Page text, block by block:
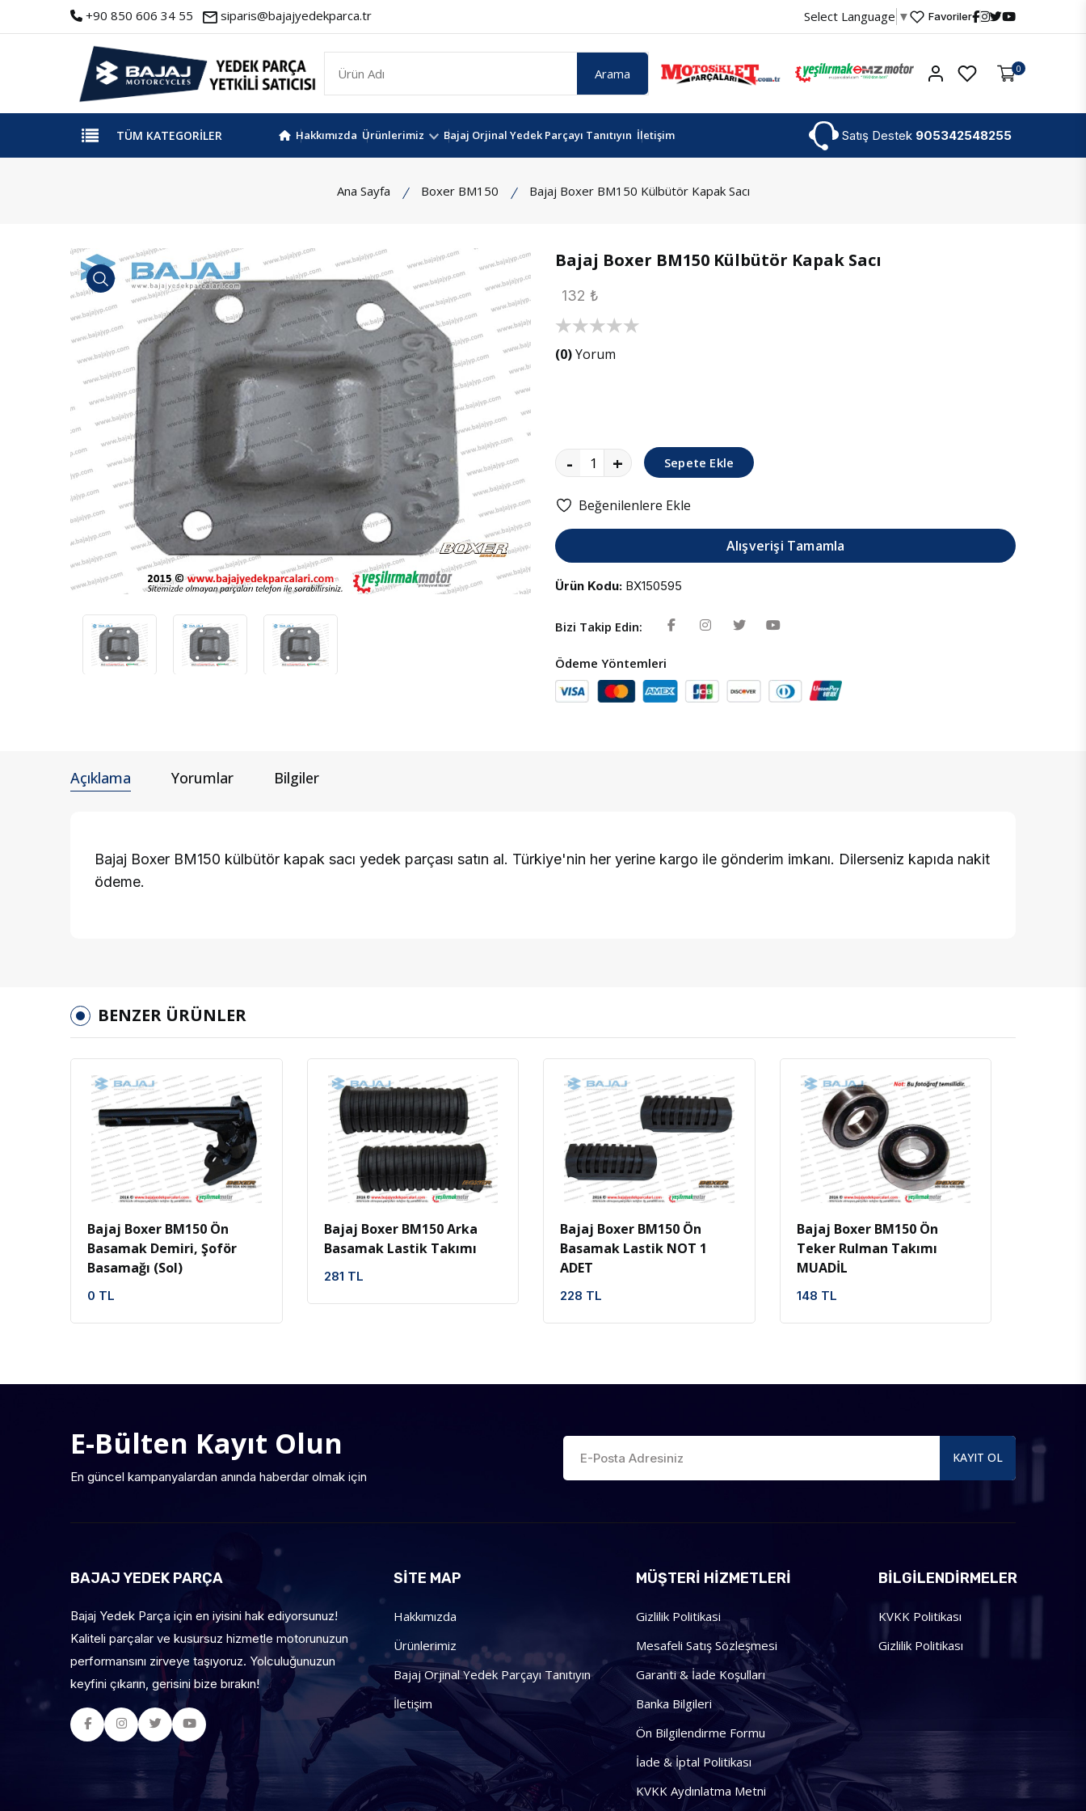
+90 850 606 34 55 siparis@bajajyedekparca.tr Select Language ▼ Favoriler
Arama Hesabım 0
TÜM KATEGORILER Hakkımızda Ürünlerimiz Bajaj Orjinal Yedek Parçayı Tanıtıyın İletişim Satış Destek 905342548255
Ana Sayfa Boxer BM150 Bajaj Boxer BM150 Külbütör Kapak Sacı
İncele
Bajaj Boxer BM150 Külbütör Kapak Sacı
132 ₺
(0)Yorum
- + Sepete Ekle
Beğenilenlere Ekle
Alışverişi Tamamla
Ürün Kodu: BX150595
Bizi Takip Edin:
Ödeme Yöntemleri
Açıklama Yorumlar Bilgiler
Bajaj Boxer BM150 külbütör kapak sacı yedek parçası satın al. Türkiye'nin her yerine kargo ile gönderim imkanı. Dilerseniz kapıda nakit
ödeme.
BENZER ÜRÜNLER
İncele Favoriler
Bajaj Boxer BM150 Ön
Basamak Demiri, Şoför
Basamağı (Sol)
0 TL
Bajaj Boxer BM150 Arka
Basamak Lastik Takımı
281 TL
İncele Favoriler
Bajaj Boxer BM150 Ön
Basamak Lastik NOT 1
ADET
228 TL
İncele Favoriler
Bajaj Boxer BM150 Ön
Teker Rulman Takımı
MUADİL
148 TL
E-Bülten Kayıt Olun
En güncel kampanyalardan anında haberdar olmak için
KAYIT OL
BAJAJ YEDEK PARÇA
Bajaj Yedek Parça için en iyisini hak ediyorsunuz!
Kaliteli parçalar ve kusursuz hizmetle motorunuzun
performansını zirveye taşıyoruz. Yolculuğunuzun
keyfini çıkarın, gerisini bize bırakın!
SİTE MAP
Hakkımızda
Ürünlerimiz
Bajaj Orjinal Yedek Parçayı Tanıtıyın
İletişim
MÜŞTERI HIZMETLERI
Gizlilik Politikasi
Mesafeli Satış Sözleşmesi
Garanti & İade Koşulları
Banka Bilgileri
Ön Bilgilendirme Formu
İade & İptal Politikası
KVKK Aydınlatma Metni
BILGILENDIRMELER
KVKK Politikası
Gizlilik Politikası